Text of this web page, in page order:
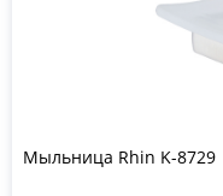
Мыльница Rhin K-8729